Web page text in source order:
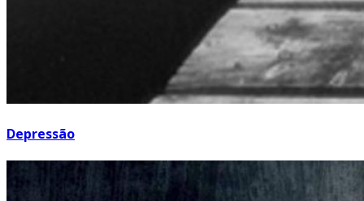
Depressão